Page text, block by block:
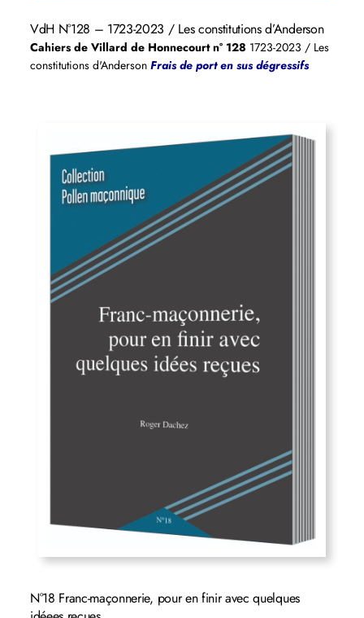
VdH N°128 – 1723-2023 / Les constitutions d’Anderson
Cahiers de Villard de Honnecourt n° 128 1723-2023 / Les
constitutions d'Anderson Frais de port en sus dégressifs
N°18 Franc-maçonnerie, pour en finir avec quelques